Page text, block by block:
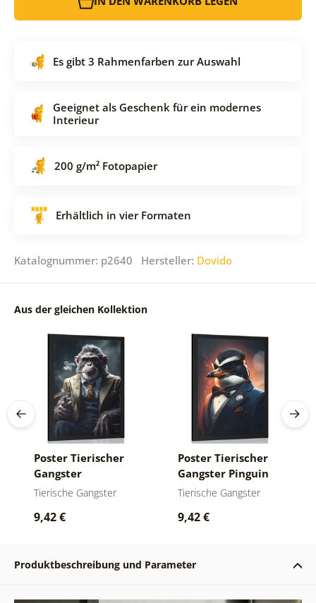
Es gibt 3 Rahmenfarben zur Auswahl
Geeignet als Geschenk für ein modernes
Interieur
200 g/m² Fotopapier
Erhältlich in vier Formaten
Katalognummer: p2640 Hersteller: Dovido
Aus der gleichen Kollektion
Poster Tierischer
Gangster
Schimpanse
Tierische Gangster
9,42 €
Poster Tierischer
Gangster Pinguin
Tierische Gangster
9,42 €
Produktbeschreibung und Parameter